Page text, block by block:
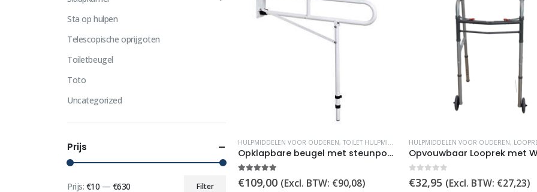
HULPMIDDELEN VOOR OUDEREN, TOILET HULPMIDDELEN
Opklapbare beugel met steunpoot (verstelbaar)
€109,00 (Excl. BTW: €90,08)
HULPMIDDELEN VOOR OUDEREN,
€32,95 (Excl. BTW: €27,23)
Sta op hulpen
Telescopische oprijgoten
Toiletbeugel
Toto
Uncategorized
Prijs
Filter
Prijs: €10 — €630